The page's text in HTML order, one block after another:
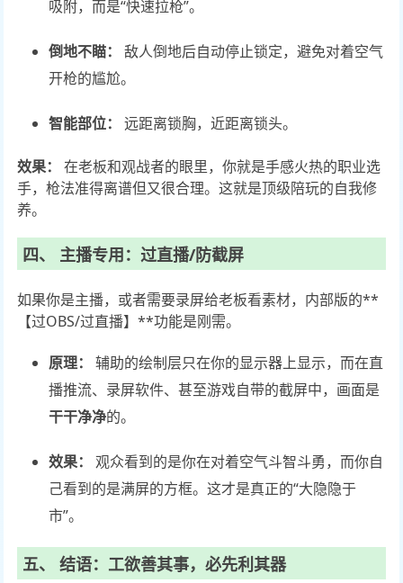
吸附，而是“快速拉枪”。
倒地不瞄：
敌人倒地后自动停止锁定，避免对着空气
开枪的尴尬。
智能部位： 远距离锁胸，近距离锁头。
效果：
在老板和观战者的眼里，你就是手感火热的职业选
手，枪法准得离谱但又很合理。这就是顶级陪玩的自我修
养。
四、 主播专用：过直播/防截屏
如果你是主播，或者需要录屏给老板看素材，内部版的**
【过OBS/过直播】**功能是刚需。
原理：
辅助的绘制层只在你的显示器上显示，而在直
播推流、录屏软件、甚至游戏自带的截屏中，画面是
干干净净的。
效果：
观众看到的是你在对着空气斗智斗勇，而你自
己看到的是满屏的方框。这才是真正的“大隐隐于
市”。
五、 结语：工欲善其事，必先利其器